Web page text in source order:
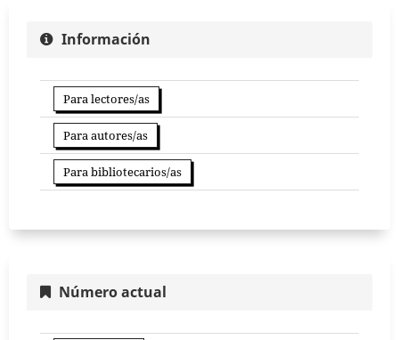
Información
Para lectores/as
Para autores/as
Para bibliotecarios/as
Número actual